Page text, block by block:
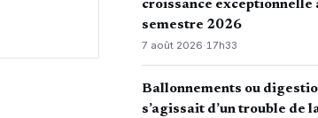
croissance exceptionnelle
semestre 2026
7 août 2026·17h33
Ballonnements ou
s’agissait d’un trouble de